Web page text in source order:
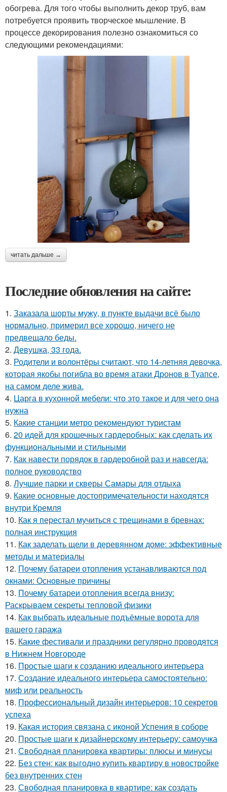
обогрева. Для того чтобы выполнить декор труб, вам
потребуется проявить творческое мышление. В
процессе декорирования полезно ознакомиться со
следующими рекомендациями:
читать дальше →
Последние обновления на сайте:
1. Заказала шорты мужу, в пункте выдачи всё было
нормально, примерил все хорошо, ничего не
предвещало беды.
2. Девушка, 33 года.
3. Родители и волонтёры считают, что 14-летняя девочка,
которая якобы погибла во время атаки Дронов в Туапсе,
на самом деле жива.
4. Царга в кухонной мебели: что это такое и для чего она
нужна
5. Какие станции метро рекомендуют туристам
6. 20 идей для крошечных гардеробных: как сделать их
функциональными и стильными
7. Как навести порядок в гардеробной раз и навсегда:
полное руководство
8. Лучшие парки и скверы Самары для отдыха
9. Какие основные достопримечательности находятся
внутри Кремля
10. Как я перестал мучиться с трещинами в бревнах:
полная инструкция
11. Как заделать щели в деревянном доме: эффективные
методы и материалы
12. Почему батареи отопления устанавливаются под
окнами: Основные причины
13. Почему батареи отопления всегда внизу:
Раскрываем секреты тепловой физики
14. Как выбрать идеальные подъёмные ворота для
вашего гаража
15. Какие фестивали и праздники регулярно проводятся
в Нижнем Новгороде
16. Простые шаги к созданию идеального интерьера
17. Создание идеального интерьера самостоятельно:
миф или реальность
18. Профессиональный дизайн интерьеров: 10 секретов
успеха
19. Какая история связана с иконой Успения в соборе
20. Простые шаги к дизайнерскому интерьеру: самоучка
21. Свободная планировка квартиры: плюсы и минусы
22. Без стен: как выгодно купить квартиру в новостройке
без внутренних стен
23. Свободная планировка в квартире: как создать